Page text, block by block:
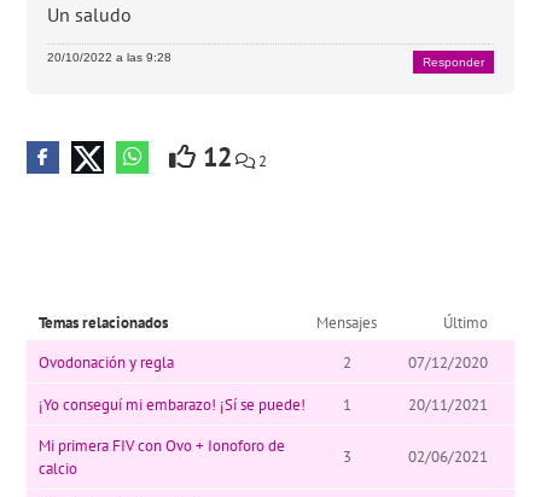
Un saludo
20/10/2022 a las 9:28 Responder
12 2
Temas relacionados Mensajes
Último
Ovodonación y regla
2 07/12/2020
¡Yo conseguí mi embarazo! ¡Sí se puede! 1
20/11/2021
Mi primera FIV con Ovo + Ionoforo de
calcio
3 02/06/2021